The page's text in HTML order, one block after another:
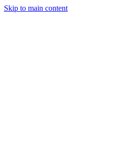
Skip to main content